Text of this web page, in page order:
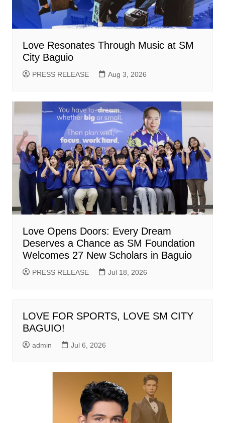
Love Resonates Through Music at SM
City Baguio
PRESS RELEASE Aug 3, 2026
Love Opens Doors: Every Dream
Deserves a Chance as SM Foundation
Welcomes 27 New Scholars in Baguio
PRESS RELEASE Jul 18, 2026
LOVE FOR SPORTS, LOVE SM CITY
BAGUIO!
admin Jul 6, 2026